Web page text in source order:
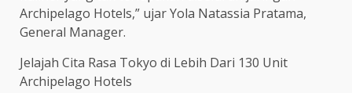
Archipelago Hotels,” ujar Yola Natassia Pratama,
General Manager.
Jelajah Cita Rasa Tokyo di Lebih Dari 130 Unit
Archipelago Hotels